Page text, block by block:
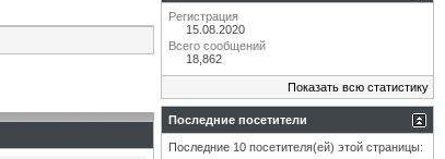
Регистрация
15.08.2020
Всего сообщений
18,862
Показать всю статистику
Последние посетители
Последние 10 посетителя(ей) этой страницы: